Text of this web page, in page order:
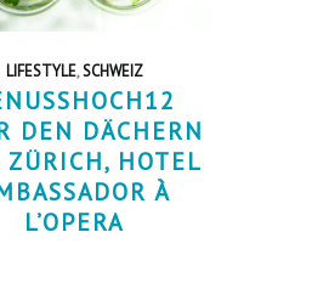
LIFESTYLE,SCHWEIZ
DEN DÄCHERN
ZÜRICH, HOTEL
À
L’OPERA